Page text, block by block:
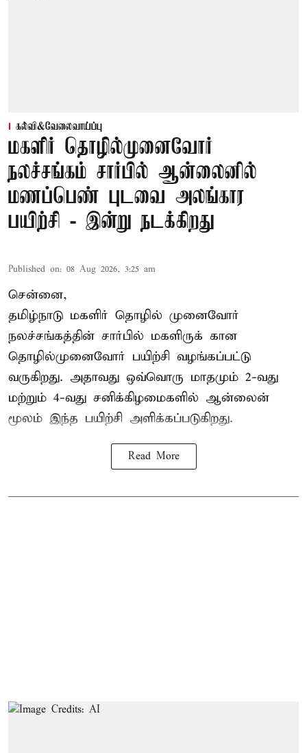
கல்வி&வேலைவாய்ப்பு
மகளிர் தொழில்முனைவோர்
நலச்சங்கம் சார்பில் ஆன்லைனில்
மணப்பெண் புடவை அலங்கார
பயிற்சி - இன்று நடக்கிறது
Published on: 08 Aug 2026, 3:25 am
சென்னை,
தமிழ்நாடு மகளிர் தொழில் முனைவோர்
நலச்சங்கத்தின் சார்பில் மகளிருக் கான
தொழில்முனைவோர் பயிற்சி வழங்கப்பட்டு
வருகிறது. அதாவது ஒவ்வொரு மாதமும் 2-வது
மற்றும் 4-வது சனிக்கிழமைகளில் ஆன்லைன்
மூலம் இந்த பயிற்சி அளிக்கப்படுகிறது.
Read More